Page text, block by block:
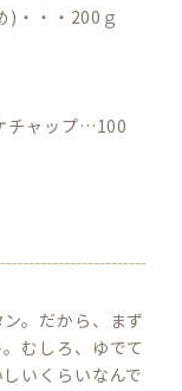
)・・・200ｇ
チャップ…100
。だから、まず
むしろ、ゆでて
いくらいなんで